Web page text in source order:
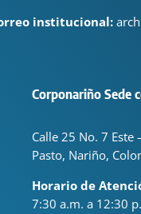
institucional:
Corponariño Sede
Calle 25 No. 7 Este
Pasto, Nariño,
Horario de
7:30 a.m. a 12:30